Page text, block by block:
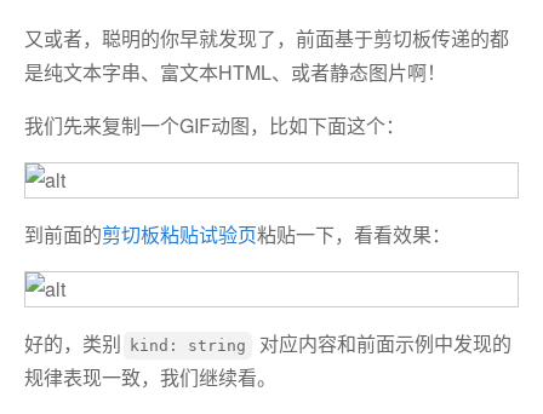
又或者，聪明的你早就发现了，前面基于剪切板传递的都
是纯文本字串、富文本HTML、或者静态图片啊！
我们先来复制一个GIF动图，比如下面这个：
到前面的剪切板粘贴试验页粘贴一下，看看效果：
好的，类别 kind: string
对应内容和前面示例中发现的
规律表现一致，我们继续看。